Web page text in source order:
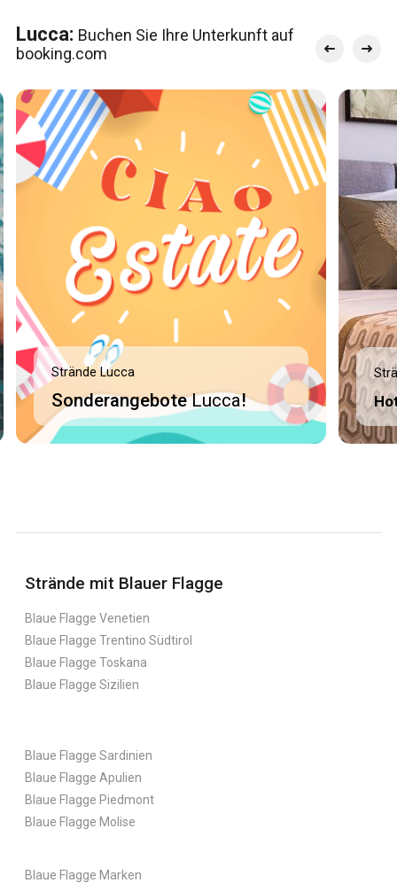
Lucca: Buchen Sie Ihre Unterkunft auf
booking.com
Strände Lucca
SonderangeboteLucca!
Strände mit Blauer Flagge
Blaue Flagge Venetien
Blaue Flagge Trentino Südtirol
Blaue Flagge Toskana
Blaue Flagge Sizilien
Blaue Flagge Sardinien
Blaue Flagge Apulien
Blaue Flagge Piedmont
Blaue Flagge Molise
Blaue Flagge Marken